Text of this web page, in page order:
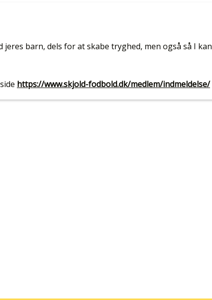
barn, dels for at skabe tryghed, men også så I kan
https://www.skjold-fodbold.dk/medlem/indmeldelse/